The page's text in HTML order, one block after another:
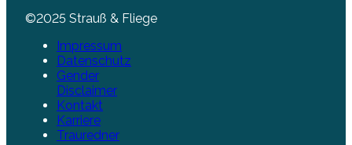
©2025 Strauß & Fliege
Impressum
Datenschutz
Gender
Disclaimer
Kontakt
Karriere
Trauredner